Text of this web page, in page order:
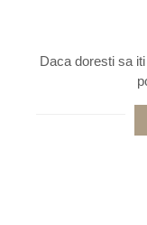
Daca doresti sa